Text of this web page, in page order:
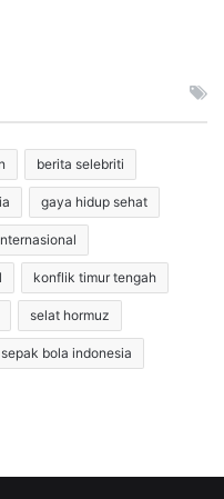
berita selebriti
gaya hidup sehat
konflik timur tengah
selat hormuz
sepak bola indonesia